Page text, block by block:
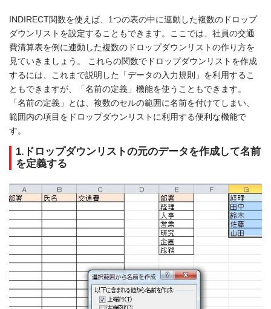
INDIRECT関数を使えば、1つの表の中に連動した複数のドロップ
ダウンリストを設定することもできます。ここでは、社員の交通
費清算表を例に連動した複数のドロップダウンリストの作り方を
見ていきましょう。 これらの関数でドロップダウンリストを作成
するには、これまで説明した「データの入力規則」を利用するこ
ともできますが、「名前の定義」機能を使うこともできます。
「名前の定義」とは、複数のセルの範囲に名前を付けてしまい、
範囲内の項目をドロップダウンリストに利用する便利な機能で
す。
1.ドロップダウンリストの元のデータを作成して名前
を定義する